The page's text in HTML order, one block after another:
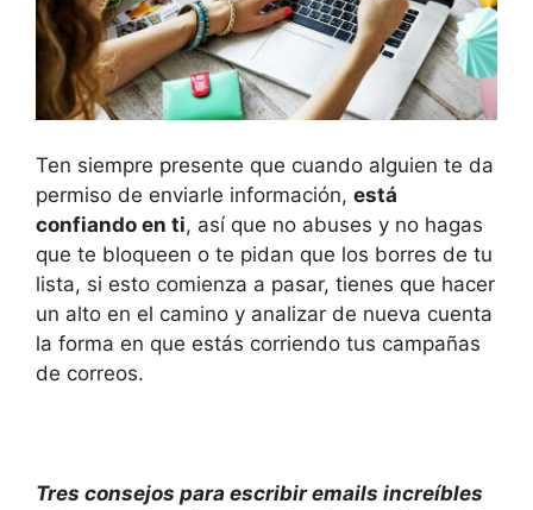
Ten siempre presente que cuando alguien te da
permiso de enviarle información, está
confiando en ti, así que no abuses y no hagas
que te bloqueen o te pidan que los borres de tu
lista, si esto comienza a pasar, tienes que hacer
un alto en el camino y analizar de nueva cuenta
la forma en que estás corriendo tus campañas
de correos.
Tres consejos para escribir emails increíbles